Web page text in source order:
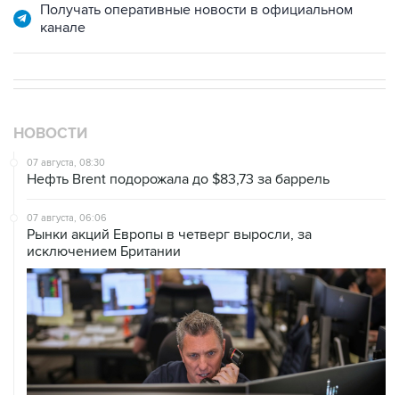
Получать оперативные новости в официальном
канале
НОВОСТИ
07 августа, 08:30
Нефть Brent подорожала до $83,73 за баррель
07 августа, 06:06
Рынки акций Европы в четверг выросли, за
исключением Британии